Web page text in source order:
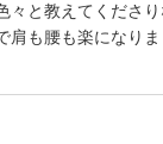
々と教えてくださ
肩も腰も楽になりま